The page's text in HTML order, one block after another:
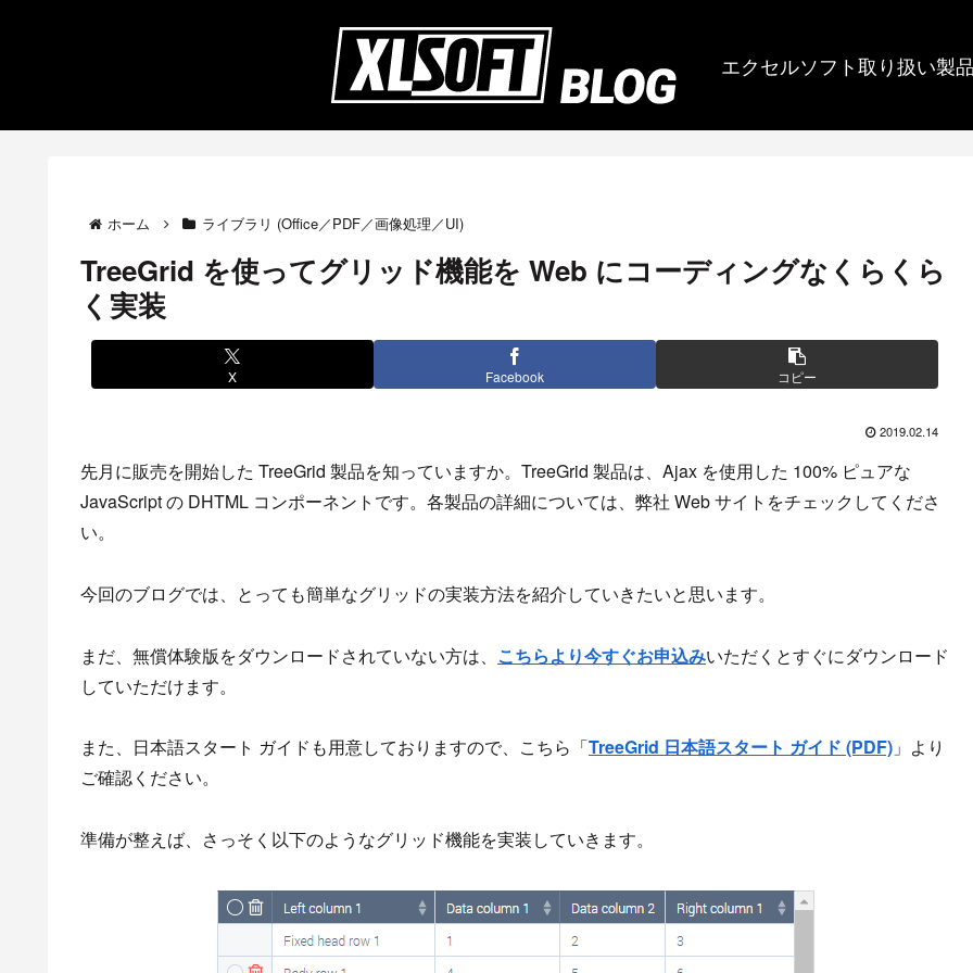
エクセルソフト取り扱い製
ホーム ライブラリ (Office／PDF／画像処理／UI)
TreeGrid を使ってグリッド機能を Web にコーディングなくらくら
く実装
X Facebook コピー
2019.02.14
先月に販売を開始した TreeGrid 製品を知っていますか。TreeGrid 製品は、Ajax を使用した 100% ピュアな
JavaScript の DHTML コンポーネントです。各製品の詳細については、弊社 Web サイトをチェックしてくださ
い。
今回のブログでは、とっても簡単なグリッドの実装方法を紹介していきたいと思います。
まだ、無償体験版をダウンロードされていない方は、 こちらより今すぐお申込みいただくとすぐにダウンロード
していただけます。
また、日本語スタート ガイドも用意しておりますので、こちら「TreeGrid 日本語スタート ガイド (PDF) 」より
ご確認ください。
準備が整えば、さっそく以下のようなグリッド機能を実装していきます。